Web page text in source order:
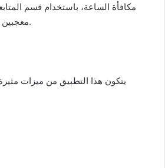
مكافأة الساعة، باستخدام قسم
معجبين لحسابك على الانستجرام.